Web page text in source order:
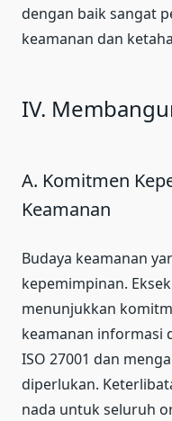
dengan baik sangat
keamanan dan
IV.
A. Komitmen
Keamanan
Budaya keamanan
kepemimpinan.
menunjukkan
keamanan informasi
ISO 27001 dan
diperlukan.
nada untuk seluruh